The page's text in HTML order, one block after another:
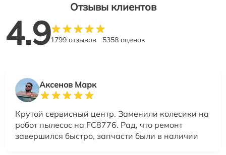
Отзывы клиентов
4.91799 отзывов 5358 оценок
Аксенов Марк
Крутой сервисный центр. Заменили колесики на
робот пылесос на FC8776. Рад, что ремонт
завершился быстро, запчасти были в наличии